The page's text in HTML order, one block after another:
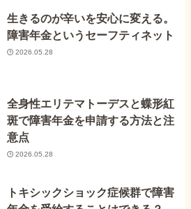
生きるのが辛いを安心に変える。
障害年金というセーフティネット
2026.05.28
全身性エリテマトーデスと蝶形紅
斑で障害年金を申請する方法と注
意点
2026.05.28
トキシックショック症候群で障害